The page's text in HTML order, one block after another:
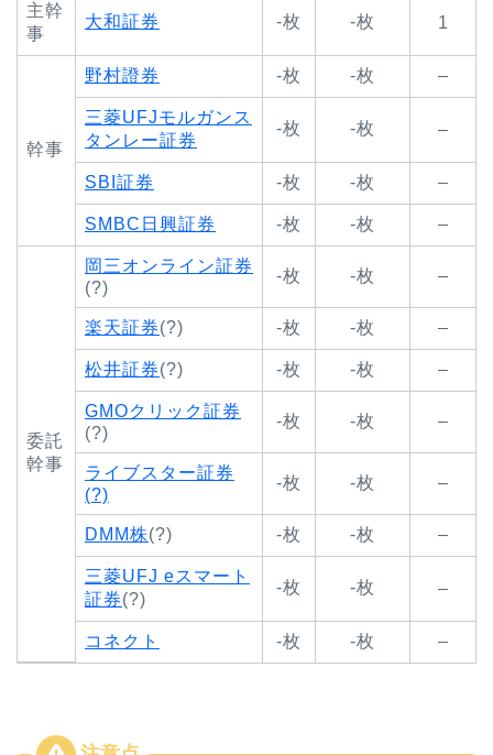
主幹
事
大和証券 -枚 -枚 1
幹事
野村證券 -枚 -枚 –
三菱UFJモルガンス
タンレー証券
-枚 -枚 –
SBI証券 -枚 -枚 –
SMBC日興証券 -枚 -枚 –
委託
幹事
岡三オンライン証券
(?)
-枚 -枚 –
楽天証券(?) -枚 -枚 –
松井証券(?) -枚 -枚 –
GMOクリック証券
(?)
-枚 -枚 –
ライブスター証券
(?)
-枚 -枚 –
DMM株(?) -枚 -枚 –
三菱UFJ eスマート
証券(?)
-枚 -枚 –
コネクト -枚 -枚 –